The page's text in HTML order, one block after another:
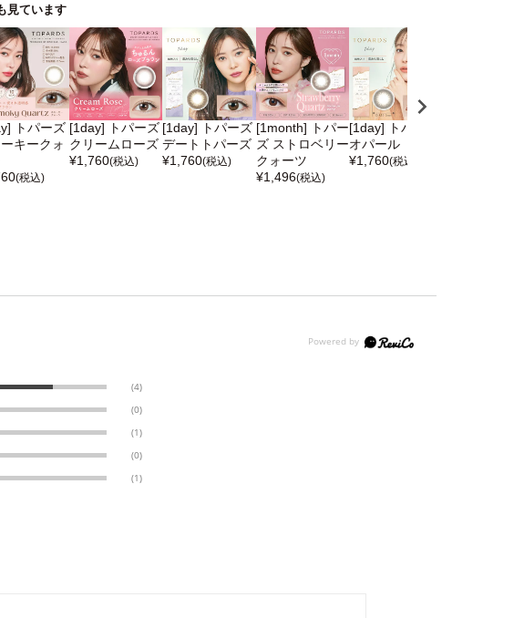
見ています
トパーズ
キークォ
(税込)
[1day] トパーズ
クリームローズ
¥1,760(税込)
[1day] トパーズ
デートトパーズ
¥1,760(税込)
[1month] トパー
ズ ストロベリー
クォーツ
¥1,496(税込)
[1day] トパーズ
オパール
¥1,760(税込)
(4)
(0)
(1)
(0)
(1)